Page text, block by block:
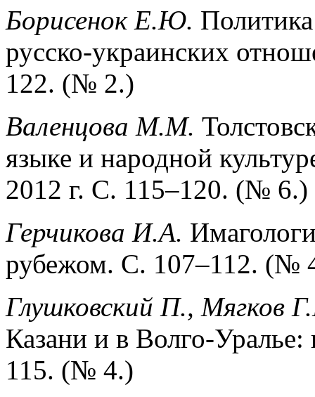
Борисенок Е.Ю.
русско-украинских
122. (№ 2.)
Валенцова М.М.
языке и народной
2012 г. С. 115–120. (№ 6.)
Герчикова И.А.
рубежом. С. 107–112. (№
Глушковский П., Мягков
Казани и в Волго-
115. (№ 4.)